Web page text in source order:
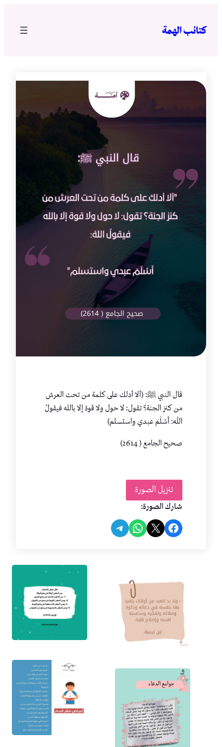
المحتوى
كتائب الهمة
قال النبي ﷺ: (ألا أدلك على كلمة من تحت العرش
من كنز الجنة؟ تقول: لا حول ولا قوة إلا بالله فيقولُ
اللهُ: أَسْلَمَ عبدي واستسلم)
صحيح الجامع ( 2614)
تنزيل الصورة
شارك الصورة:
Share on Facebook
Share on X
Share on WhatsApp
Share on Telegram